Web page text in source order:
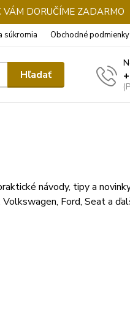
DORUČÍME ZADARMO
súkromia Obchodné podmienky
Hľadať
návody, tipy a novinky
Ford, Seat a